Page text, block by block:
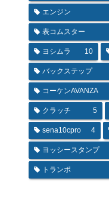
エンジン
表コムスター
ヨシムラ 10
バックステップ
コーケンAVANZA
クラッチ 5
sena10cpro 4
ヨッシースタンプ
トランポ